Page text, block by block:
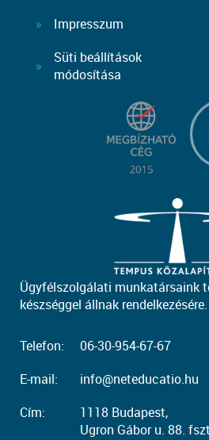
Impresszum
Süti beállítások
módosítása
Ügyfélszolgálati munkatársaink
készséggel állnak rendelkezésére.
Telefon:
06-30-954-67-67
E-mail:
info@neteducatio.hu
Cím:
1118 Budapest,
Ugron Gábor u. 88.